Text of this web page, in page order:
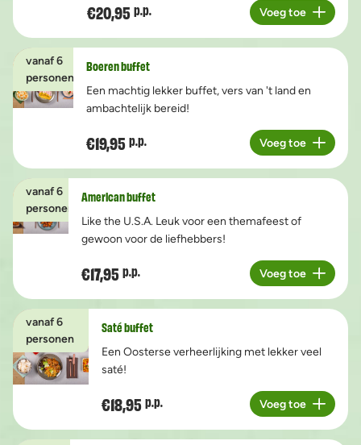
€20,95 p.p.
Aantal
Voeg toe
vanaf 6
personen
Boeren buffet
Een machtig lekker buffet, vers van 't land en
ambachtelijk bereid!
€19,95 p.p.
Aantal
Voeg toe
vanaf 6
personen
American buffet
Like the U.S.A. Leuk voor een themafeest of
gewoon voor de liefhebbers!
€17,95 p.p.
Aantal
Voeg toe
vanaf 6
personen
Saté buffet
Een Oosterse verheerlijking met lekker veel
saté!
€18,95 p.p.
Aantal
Voeg toe